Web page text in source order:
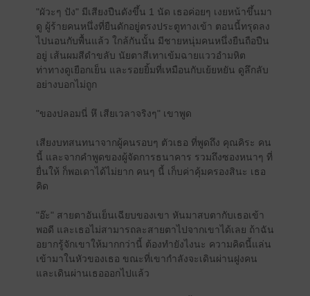
"ผัวะๆ ปัง" มีเสียงปืนดังขึ้น 1 นัด เธอค่อยๆ เงยหน้าขึ้นมา
ดู ผู้ร้ายคนหนึ่งที่ยืนดักอยู่ตรงประตูทางเข้า ตอนนี้ทรุดลง
ไปนอนกับพื้นแล้ว ใกล้กันนั้น มีชายหนุ่มคนหนึ่งยืนถือปืน
อยู่ เส้นผมสีดำขลับ นัยตาสีเทาเข้มฉายแววอำมหิต
ท่าทางดูเยือกเย็น และรอยยิ้มที่เหมือนกับเย้ยหยัน ดูลึกลับ
อย่างบอกไม่ถูก
"ของปลอมนี่ หึ เสียเวลาจริงๆ" เขาพูด
เสียงบทสนทนาจากผู้คนรอบๆ ตัวเธอ ที่พูดถึง คุณคิระ คน
นี้ และจากคำพูดของผู้จัดการธนาคาร รวมถึงซองหนาๆ ที่
ยื่นให้ ก็พอเดาได้ไม่ยาก คนๆ นี้ เก็บค่าคุ้มครองสินะ เธอ
คิด
"อ๊ะ" สายตาอันเย็นเฉียบของเขา หันมาสบตากับเธอเข้า
พอดี และเธอไม่สามารถละสายตาไปจากเขาได้เลย ถ้าฉัน
อยากรู้จักเขาให้มากกว่านี้ ต้องทำยังไงนะ ความคิดนี้แล่น
เข้ามาในหัวของเธอ ขณะที่เขากำลังจะเดินผ่านฝูงคน
และเดินผ่านเธอออกไปแล้ว